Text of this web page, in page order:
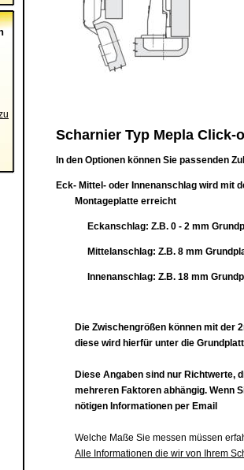
Scharnier Typ Mepla Click-
In den Optionen können Sie passenden
Eck- Mittel- oder Innenanschlag wird mit
Montageplatte erreicht
Eckanschlag: Z.B. 0 - 2 mm
Mittelanschlag: Z.B. 8 mm
Innenanschlag: Z.B. 18 mm
Die Zwischengrößen können mit der
diese wird hierfür unter die
Diese Angaben sind nur Richtwerte,
mehreren Faktoren abhängig. Wenn
nötigen Informationen per Email
Welche Maße Sie messen müssen
Alle Informationen die wir von Ihrem